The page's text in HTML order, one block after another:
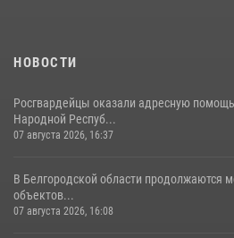
НОВОСТИ
Росгвардейцы оказали адресную
Народной Респуб...
07 августа 2026, 16:37
В Белгородской области продолжаются
объектов...
07 августа 2026, 16:08